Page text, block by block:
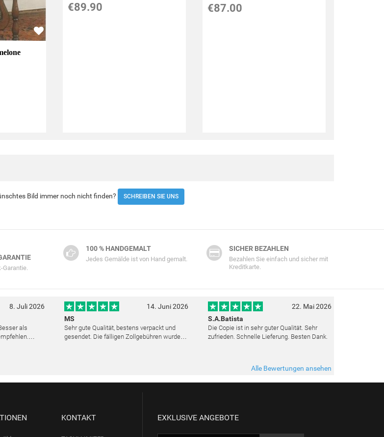
€89.90 €87.00
Bild immer noch nicht finden? SCHREIBEN SIE UNS
Garantie.
100 % HANDGEMALT
Jedes Gemälde ist von Hand gemalt.
SICHER BEZAHLEN
Bezahlen Sie einfach und sicher mit
Kreditkarte.
8. Juli 2026
als
14. Juni 2026
MS
Sehr gute Qualität, bestens verpackt und
gesendet. Die fälligen Zollgebühren wurden
22. Mai 2026
S.A.Batista
Die Copie ist in sehr guter Qualität. Sehr
zufrieden. Schnelle Lieferung. Besten Dank.
Alle Bewertungen ansehen
KONTAKT EXKLUSIVE ANGEBOTE